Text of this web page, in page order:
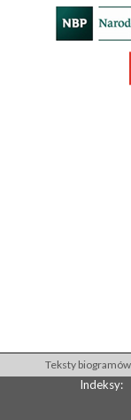
Teksty
Indeksy: